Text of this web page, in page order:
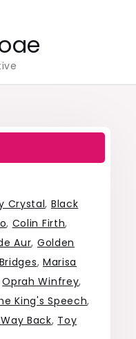
Crystal, Black
, Colin Firth,
Aur, Golden
, Marisa
Oprah Winfrey,
King's Speech,
Back, Toy